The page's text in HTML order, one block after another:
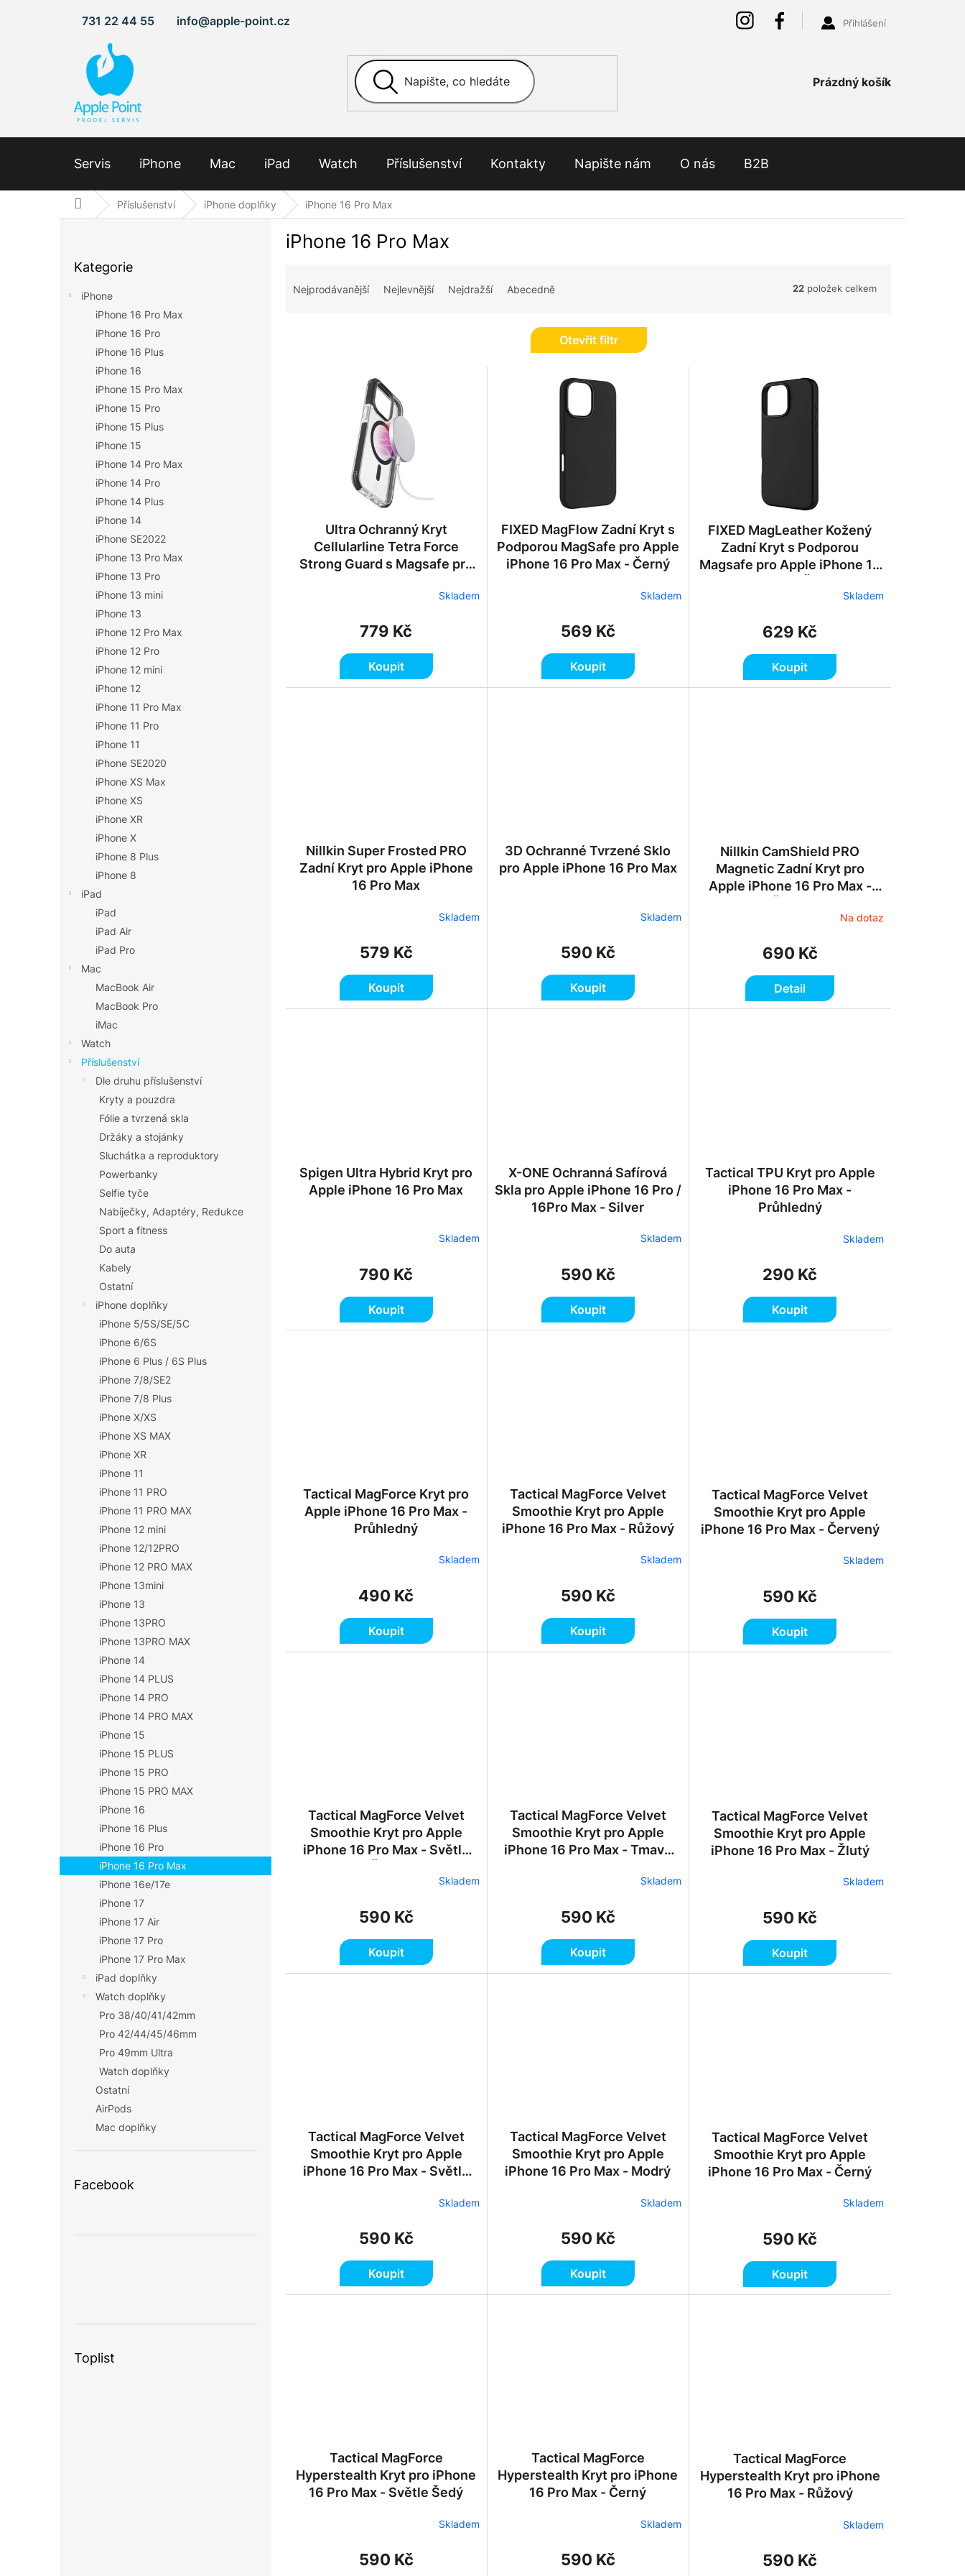
731 22 44 55 info@apple-point.cz Přihlášení
Nákupní
košík
Prázdný košík
Servis iPhone Mac iPad Watch Příslušenství Kontakty Napište nám O nás B2B
Domů Příslušenství iPhone doplňky iPhone 16 Pro Max
kategorie
Kategorie
iPhone
iPhone 16 Pro Max
iPhone 16 Pro
iPhone 16 Plus
iPhone 16
iPhone 15 Pro Max
iPhone 15 Pro
iPhone 15 Plus
iPhone 15
iPhone 14 Pro Max
iPhone 14 Pro
iPhone 14 Plus
iPhone 14
iPhone SE2022
iPhone 13 Pro Max
iPhone 13 Pro
iPhone 13 mini
iPhone 13
iPhone 12 Pro Max
iPhone 12 Pro
iPhone 12 mini
iPhone 12
iPhone 11 Pro Max
iPhone 11 Pro
iPhone 11
iPhone SE2020
iPhone XS Max
iPhone XS
iPhone XR
iPhone X
iPhone 8 Plus
iPhone 8
iPad
iPad
iPad Air
iPad Pro
Mac
MacBook Air
MacBook Pro
iMac
Watch
Příslušenství
Dle druhu příslušenství
Kryty a pouzdra
Fólie a tvrzená skla
Držáky a stojánky
Sluchátka a reproduktory
Powerbanky
Selfie tyče
Nabíječky, Adaptéry, Redukce
Sport a fitness
Do auta
Kabely
Ostatní
iPhone doplňky
iPhone 5/5S/SE/5C
iPhone 6/6S
iPhone 6 Plus / 6S Plus
iPhone 7/8/SE2
iPhone 7/8 Plus
iPhone X/XS
iPhone XS MAX
iPhone XR
iPhone 11
iPhone 11 PRO
iPhone 11 PRO MAX
iPhone 12 mini
iPhone 12/12PRO
iPhone 12 PRO MAX
iPhone 13mini
iPhone 13
iPhone 13PRO
iPhone 13PRO MAX
iPhone 14
iPhone 14 PLUS
iPhone 14 PRO
iPhone 14 PRO MAX
iPhone 15
iPhone 15 PLUS
iPhone 15 PRO
iPhone 15 PRO MAX
iPhone 16
iPhone 16 Plus
iPhone 16 Pro
iPhone 16 Pro Max
iPhone 16e/17e
iPhone 17
iPhone 17 Air
iPhone 17 Pro
iPhone 17 Pro Max
iPad doplňky
Watch doplňky
Pro 38/40/41/42mm
Pro 42/44/45/46mm
Pro 49mm Ultra
Watch doplňky
Ostatní
AirPods
Mac doplňky
Facebook
Toplist
iPhone 16 Pro Max
Nejprodávanější Nejlevnější Nejdražší Abecedně 22 položek celkem
Otevřít filtr
Ultra Ochranný Kryt
Cellularline Tetra Force
Strong Guard s Magsafe pro
Skladem
779 Kč
Koupit
FIXED MagFlow Zadní Kryt s
Podporou MagSafe pro Apple
iPhone 16 Pro Max - Černý
Skladem
569 Kč
Koupit
FIXED MagLeather Kožený
Zadní Kryt s Podporou
Magsafe pro Apple iPhone 16
Skladem
629 Kč
Koupit
Nillkin Super Frosted PRO
Zadní Kryt pro Apple iPhone
16 Pro Max
Skladem
579 Kč
Koupit
3D Ochranné Tvrzené Sklo
pro Apple iPhone 16 Pro Max
Skladem
590 Kč
Koupit
Nillkin CamShield PRO
Magnetic Zadní Kryt pro
Apple iPhone 16 Pro Max -
Na dotaz
690 Kč
Detail
Spigen Ultra Hybrid Kryt pro
Apple iPhone 16 Pro Max
Skladem
790 Kč
Koupit
X-ONE Ochranná Safírová
Skla pro Apple iPhone 16 Pro /
16Pro Max - Silver
Skladem
590 Kč
Koupit
Tactical TPU Kryt pro Apple
iPhone 16 Pro Max -
Průhledný
Skladem
290 Kč
Koupit
Tactical MagForce Kryt pro
Apple iPhone 16 Pro Max -
Průhledný
Skladem
490 Kč
Koupit
Tactical MagForce Velvet
Smoothie Kryt pro Apple
iPhone 16 Pro Max - Růžový
Skladem
590 Kč
Koupit
Tactical MagForce Velvet
Smoothie Kryt pro Apple
iPhone 16 Pro Max - Červený
Skladem
590 Kč
Koupit
Tactical MagForce Velvet
Smoothie Kryt pro Apple
iPhone 16 Pro Max - Světle
Skladem
590 Kč
Koupit
Tactical MagForce Velvet
Smoothie Kryt pro Apple
iPhone 16 Pro Max - Tmavě
Skladem
590 Kč
Koupit
Tactical MagForce Velvet
Smoothie Kryt pro Apple
iPhone 16 Pro Max - Žlutý
Skladem
590 Kč
Koupit
Tactical MagForce Velvet
Smoothie Kryt pro Apple
iPhone 16 Pro Max - Světle
Skladem
590 Kč
Koupit
Tactical MagForce Velvet
Smoothie Kryt pro Apple
iPhone 16 Pro Max - Modrý
Skladem
590 Kč
Koupit
Tactical MagForce Velvet
Smoothie Kryt pro Apple
iPhone 16 Pro Max - Černý
Skladem
590 Kč
Koupit
Tactical MagForce
Hyperstealth Kryt pro iPhone
16 Pro Max - Světle Šedý
Skladem
590 Kč
Tactical MagForce
Hyperstealth Kryt pro iPhone
16 Pro Max - Černý
Skladem
590 Kč
Tactical MagForce
Hyperstealth Kryt pro iPhone
16 Pro Max - Růžový
Skladem
590 Kč